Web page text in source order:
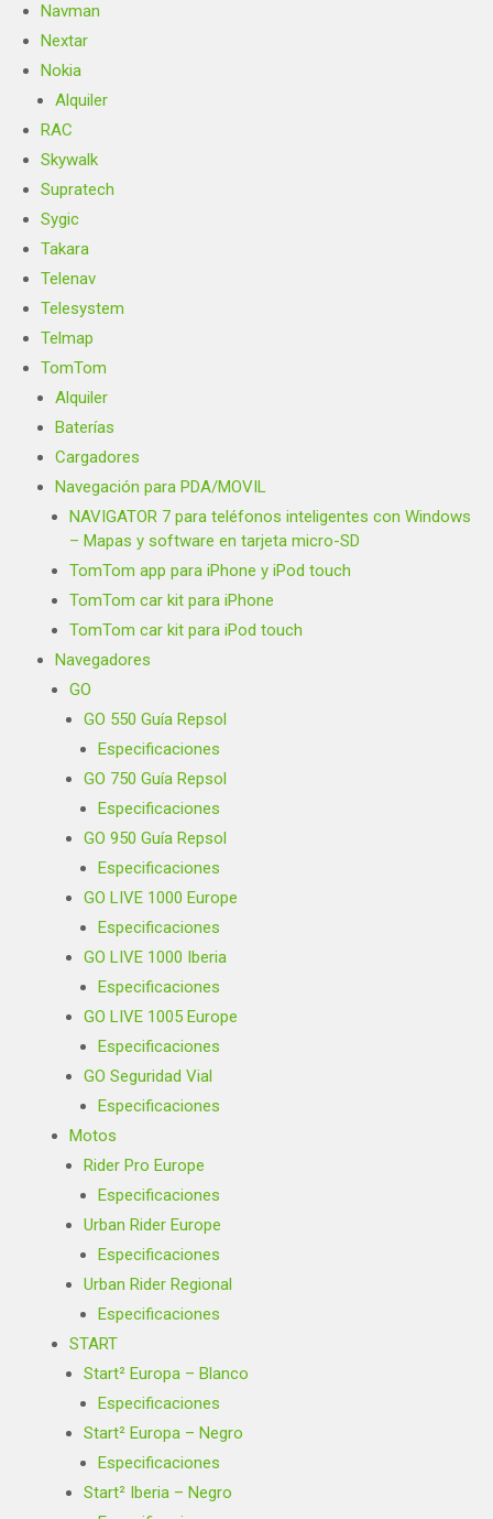
Navman
Nextar
Nokia
Alquiler
RAC
Skywalk
Supratech
Sygic
Takara
Telenav
Telesystem
Telmap
TomTom
Alquiler
Baterías
Cargadores
Navegación para PDA/MOVIL
NAVIGATOR 7 para teléfonos inteligentes con Windows
– Mapas y software en tarjeta micro-SD
TomTom app para iPhone y iPod touch
TomTom car kit para iPhone
TomTom car kit para iPod touch
Navegadores
GO
GO 550 Guía Repsol
Especificaciones
GO 750 Guía Repsol
Especificaciones
GO 950 Guía Repsol
Especificaciones
GO LIVE 1000 Europe
Especificaciones
GO LIVE 1000 Iberia
Especificaciones
GO LIVE 1005 Europe
Especificaciones
GO Seguridad Vial
Especificaciones
Motos
Rider Pro Europe
Especificaciones
Urban Rider Europe
Especificaciones
Urban Rider Regional
Especificaciones
START
Start² Europa – Blanco
Especificaciones
Start² Europa – Negro
Especificaciones
Start² Iberia – Negro